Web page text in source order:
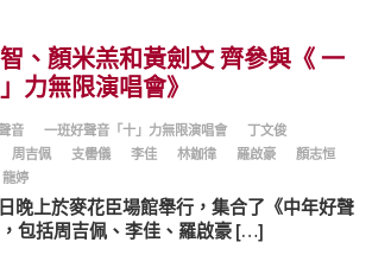
、顏米羔和黃劍文 齊參與《 一
力無限演唱會》
音 一班好聲音「十」力無限演唱會
丁文俊
周吉佩 支嚳儀 李佳 林鉫徫 羅啟豪
顏志恒
龍婷
晚上於麥花臣場館舉行，集合了《中年好聲
包括周吉佩、李佳、羅啟豪 […]